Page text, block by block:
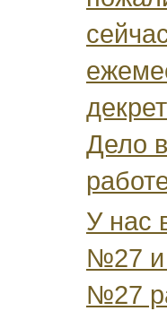
Дело
У нас
№27
№27